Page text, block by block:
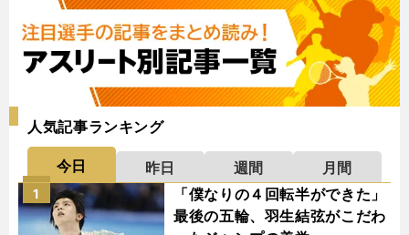
人気記事ランキング
今日 昨日 週間
月間
「僕なりの４回転半ができた」
最後の五輪、羽生結弦がこだわ
1